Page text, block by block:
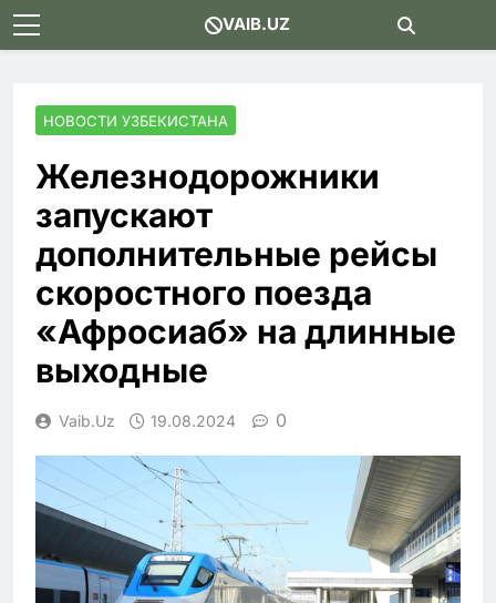
Skip
to
VAIB.UZ
НОВОСТИ УЗБЕКИСТАНА
Железнодорожники
запускают
дополнительные рейсы
скоростного поезда
«Афросиаб» на длинные
выходные
Vaib.uz 19.08.2024 0